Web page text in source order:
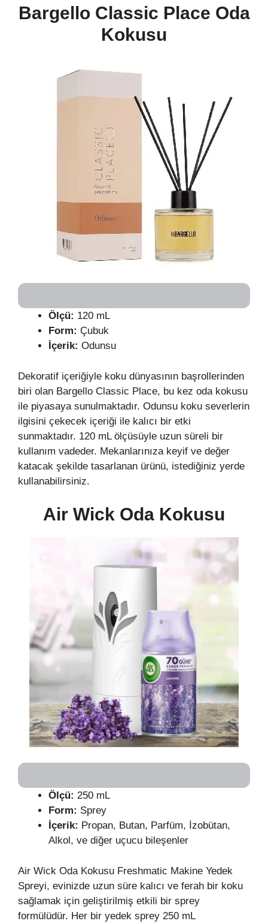
Bargello Classic Place Oda
Kokusu
Ölçü: 120 mL
Form: Çubuk
İçerik: Odunsu
Dekoratif içeriğiyle koku dünyasının başrollerinden
biri olan Bargello Classic Place, bu kez oda kokusu
ile piyasaya sunulmaktadır. Odunsu koku severlerin
ilgisini çekecek içeriği ile kalıcı bir etki
sunmaktadır. 120 mL ölçüsüyle uzun süreli bir
kullanım vadeder. Mekanlarınıza keyif ve değer
katacak şekilde tasarlanan ürünü, istediğiniz yerde
kullanabilirsiniz.
Air Wick Oda Kokusu
Ölçü: 250 mL
Form: Sprey
İçerik: Propan, Butan, Parfüm, İzobütan,
Alkol, ve diğer uçucu bileşenler
Air Wick Oda Kokusu Freshmatic Makine Yedek
Spreyi, evinizde uzun süre kalıcı ve ferah bir koku
sağlamak için geliştirilmiş etkili bir sprey
formülüdür. Her bir yedek sprey 250 mL